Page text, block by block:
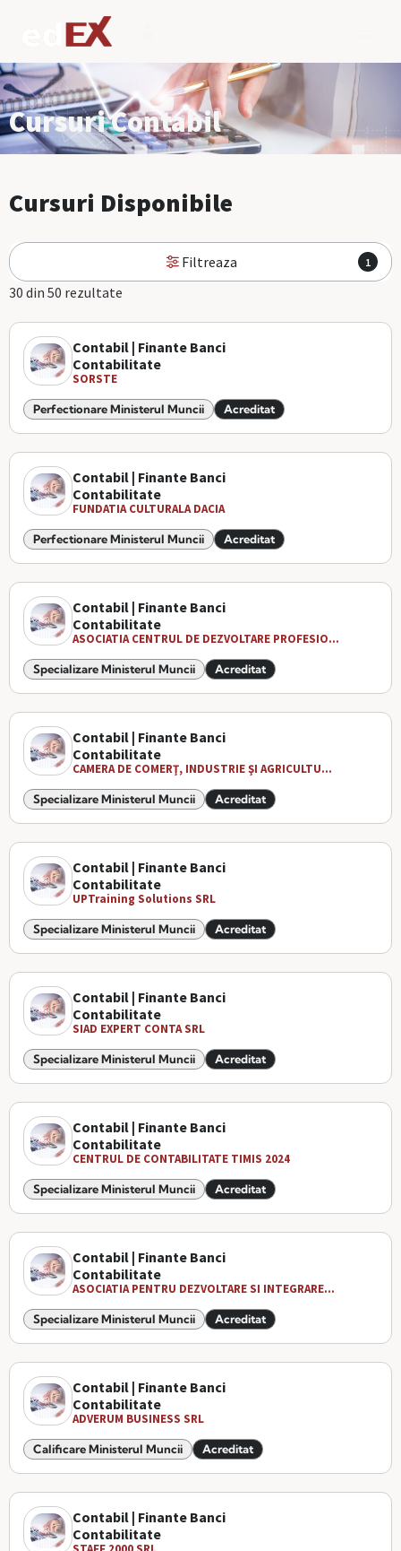
Cursuri Contabil
Cursuri Disponibile
Filtreaza 1
30 din 50 rezultate
Contabil | Finante Banci
Contabilitate
SORSTE
Perfectionare Ministerul Muncii Acreditat
Contabil | Finante Banci
Contabilitate
FUNDATIA CULTURALA DACIA
Perfectionare Ministerul Muncii Acreditat
Contabil | Finante Banci
Contabilitate
ASOCIATIA CENTRUL DE DEZVOLTARE PROFESIO...
Specializare Ministerul Muncii Acreditat
Contabil | Finante Banci
Contabilitate
CAMERA DE COMERŢ, INDUSTRIE ŞI AGRICULTU...
Specializare Ministerul Muncii Acreditat
Contabil | Finante Banci
Contabilitate
UPTraining Solutions SRL
Specializare Ministerul Muncii Acreditat
Contabil | Finante Banci
Contabilitate
SIAD EXPERT CONTA SRL
Specializare Ministerul Muncii Acreditat
Contabil | Finante Banci
Contabilitate
CENTRUL DE CONTABILITATE TIMIS 2024
Specializare Ministerul Muncii Acreditat
Contabil | Finante Banci
Contabilitate
ASOCIATIA PENTRU DEZVOLTARE SI INTEGRARE...
Specializare Ministerul Muncii Acreditat
Contabil | Finante Banci
Contabilitate
ADVERUM BUSINESS SRL
Calificare Ministerul Muncii Acreditat
Contabil | Finante Banci
Contabilitate